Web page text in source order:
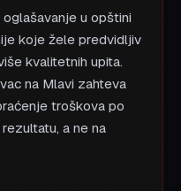
u opštini
koje žele predvidljiv
kvalitetnih upita.
na Mlavi zahteva
troškova po
a ne na